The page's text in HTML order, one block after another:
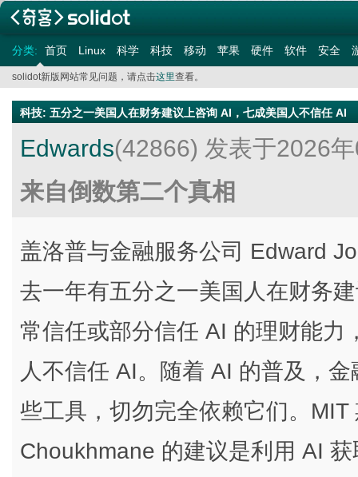
分类: 首页 Linux 科学 科技 移动 苹果 硬件 软件 安全
solidot新版网站常见问题，请点击这里查看。
科技: 五分之一美国人在财务建议上咨询 AI，七成美国人不信任 AI
Edwards(42866) 发表于2026
来自倒数第二个真相
盖洛普与金融服务公司 Edward
去一年有五分之一美国人在财务
常信任或部分信任 AI 的理财能
人不信任 AI。随着 AI 的普及，
些工具，切勿完全依赖它们。
Choukhmane 的建议是利用 AI